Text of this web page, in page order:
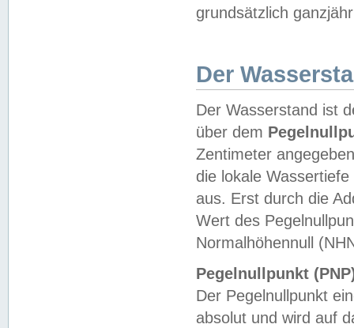
grundsätzlich
Der
Der Wasserstand ist
über dem
Zentimeter
die lokale
aus. Erst durch die
Wert des
Normalhöhennull
Pegelnullpunkt
Der Pegelnullpunkt
absolut und wird auf